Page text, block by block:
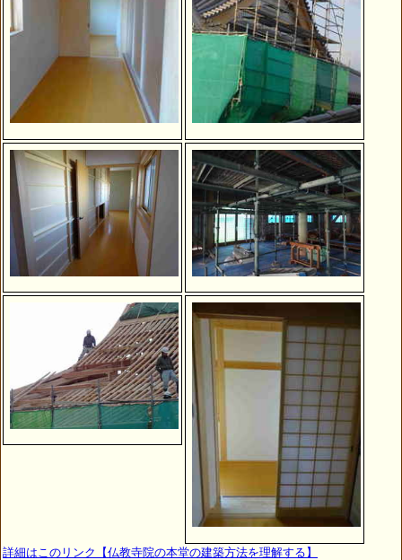
詳細はこのリンク【仏教寺院の本堂の建築方法を理解する】